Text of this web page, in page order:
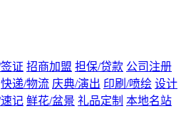
证 招商加盟 担保/贷款 公司注册
快递/物流 庆典/演出 印刷/喷绘 设计
记 鲜花/盆景 礼品定制 本地名站